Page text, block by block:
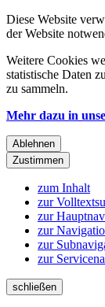
Diese Website
der Website
Weitere Cookies
statistische Daten
zu sammeln.
Mehr dazu in
Ablehnen
Zustimmen
zum Inhalt
zur
zur
zur
zur
zur
schließen